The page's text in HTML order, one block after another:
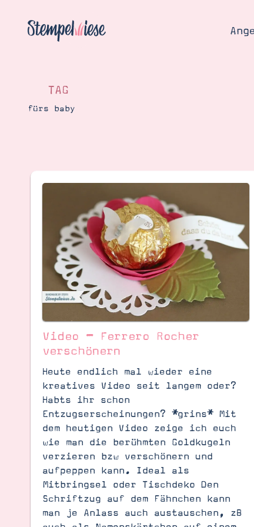
Katalog
Bestellen
Kontakt
Blog
Suche Impressum Datenschutz
TAG
fürs baby
Video – Ferrero Rocher
verschönern
Heute endlich mal wieder eine
kreatives Video seit langem oder?
Habts ihr schon
Entzugserscheinungen? *grins* Mit
dem heutigen Video zeige ich euch
wie man die berühmten Goldkugeln
verzieren bzw verschönern und
aufpeppen kann. Ideal als
Mitbringsel oder Tischdeko Den
Schriftzug auf dem Fähnchen kann
man je Anlass auch austauschen, zB